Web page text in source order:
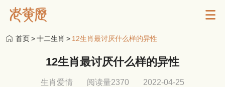
首页>十二生肖 > 12生肖最讨厌什么样的异性
12生肖最讨厌什么样的异性
生肖爱情 阅读量2370 2022-04-25